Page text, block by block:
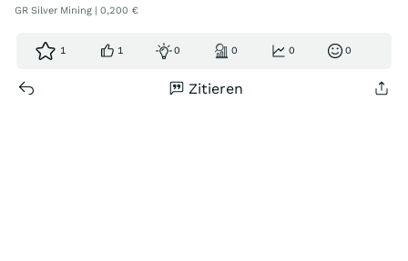
GR Silver Mining | 0,200 €
1 1 0 0 0 0
Zitieren